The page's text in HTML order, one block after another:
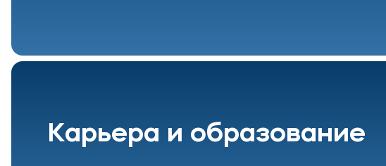
Карьера и образование